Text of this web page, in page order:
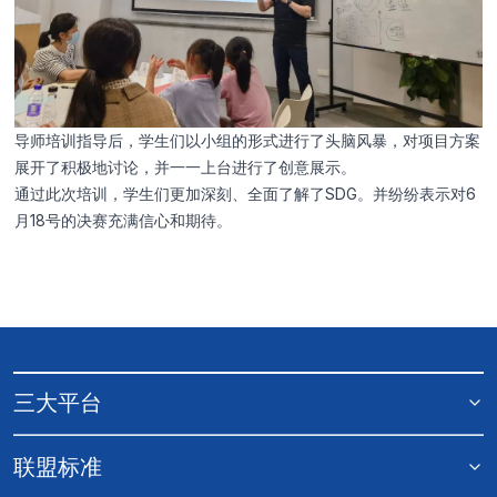
导师培训指导后，学生们以小组的形式进行了头脑风暴，对项目方案
展开了积极地讨论，并一一上台进行了创意展示。
通过此次培训，学生们更加深刻、全面了解了SDG。并纷纷表示对6
月18号的决赛充满信心和期待。
三大平台
联盟标准